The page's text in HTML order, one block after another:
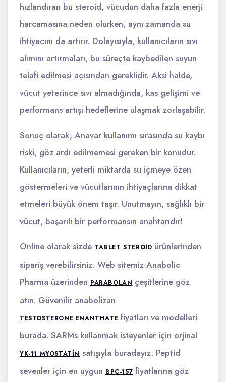
hızlandıran bu steroid, vücudun daha fazla enerji
harcamasına neden olurken, aynı zamanda su
ihtiyacını da artırır. Dolayısıyla, kullanıcıların sıvı
alımını artırmaları, bu süreçte kaybedilen suyun
telafi edilmesi açısından gereklidir. Aksi halde,
vücut yeterince sıvı almadığında, kas gelişimi ve
performans artışı hedeflerine ulaşmak zorlaşabilir.
Sonuç olarak, Anavar kullanımı sırasında su kaybı
riski, göz ardı edilmemesi gereken bir konudur.
Kullanıcıların, yeterli miktarda su içmeye özen
göstermeleri ve vücutlarının ihtiyaçlarına dikkat
etmeleri büyük önem taşır. Unutmayın, sağlıklı bir
vücut, başarılı bir performansın anahtarıdır!
Online olarak sizde TABLET STEROID ürünlerinden
sipariş verebilirsiniz. Web sitemiz Anabolic
Pharma üzerinden PARABOLAN çeşitlerine göz
atın. Güvenilir anabolizan
TESTOSTERONE ENANTHATE fiyatları ve modelleri
burada. SARMs kullanmak isteyenler için orjinal
YK-11 MYOSTATIN satışıyla buradayız. Peptid
sevenler için en uygun BPC-157 fiyatlarına göz